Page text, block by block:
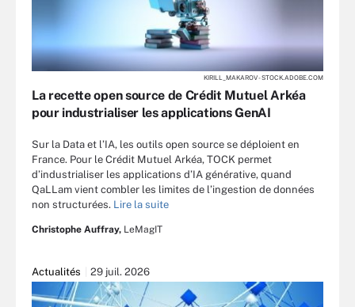
KIRILL_MAKAROV - STOCK.ADOBE.COM
La recette open source de Crédit Mutuel Arkéa
pour industrialiser les applications GenAI
Sur la Data et l’IA, les outils open source se déploient en
France. Pour le Crédit Mutuel Arkéa, TOCK permet
d’industrialiser les applications d’IA générative, quand
QaLLam vient combler les limites de l’ingestion de données
non structurées. Lire la suite
Christophe Auffray, LeMagIT
Actualités 29 juil. 2026